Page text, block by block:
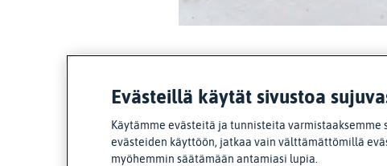
Evästeillä käytät sivustoa
Käytämme evästeitä ja tunnisteita
evästeiden käyttöön, jatkaa vain välttämättömillä
myöhemmin säätämään antamiasi lupia.